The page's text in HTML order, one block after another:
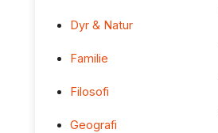
Dyr & Natur
Familie
Filosofi
Geografi